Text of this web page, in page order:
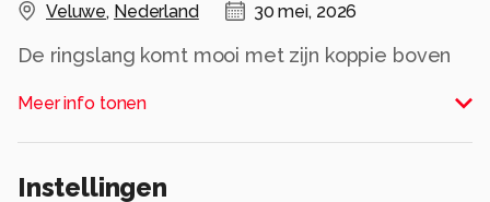
Veluwe, Nederland 30 mei, 2026
De ringslang komt mooi met zijn koppie boven
Meer info tonen
Instellingen